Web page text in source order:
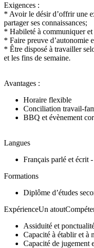
Exigences :
* Avoir le désir d’offrir une
partager ses connaissances;
* Habileté à communiquer
* Faire preuve d’autonomie
* Être disposé à travailler
et les fins de semaine.
Avantages :
Horaire flexible
Conciliation travail-
BBQ et évènement
Langues
Français parlé et écrit
Formations
Diplôme d’études
ExpérienceUn
Assiduité et
Capacité à établir et à
Capacité de jugement